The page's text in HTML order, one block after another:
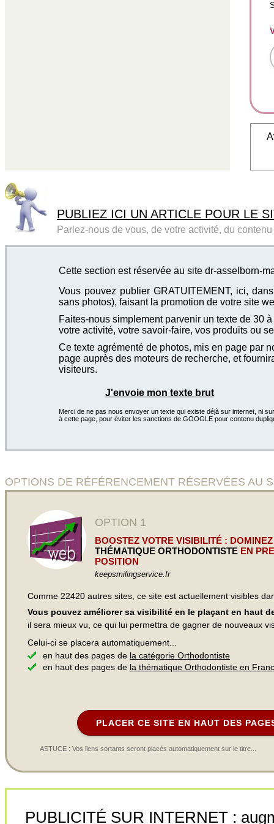
PUBLIEZ ICI UN ARTICLE POUR LE
Parlez-nous de vous, de votre activité, du
Cette section est réservée au site dr-asselborn-
Vous pouvez publier GRATUITEMENT, ici,
sans photos), faisant la promotion de votre site
Faites-nous simplement parvenir un texte de 30
votre activité, votre savoir-faire, vos produits ou
Ce texte agrémenté de photos, mis en page par
page auprès des moteurs de recherche, et
visiteurs.
J'envoie mon texte brut
Merci de ne pas nous envoyer un texte qui existe déjà sur internet, ni
à cette page, pour éviter les sanctions de GOOGLE pour contenu
OPTIONS DE RÉFÉRENCEMENT RÉSERVÉES AU
OPTION 1
BOOSTEZ VOTRE VISIBILITÉ :
THÉMATIQUE ORTHODONTISTE EN
POSITION
keepsmilingservice.fr
Comme 22420 autres sites, ce site est actuellement visibles
Vous pouvez améliorer sa visibilité en le plaçant en haut
il sera mieux vu, ce qui lui permettra de gagner de nouveaux
Celui-ci se placera automatiquement...
en haut des pages de la catégorie Orthodontiste
en haut des pages de la thématique Orthodontiste en
PLACER CE SITE EN HAUT DES
ASTUCE : Vos liens sortants seront placés automatiquement sur le titre...
PUBLICITÉ SUR INTERNET :